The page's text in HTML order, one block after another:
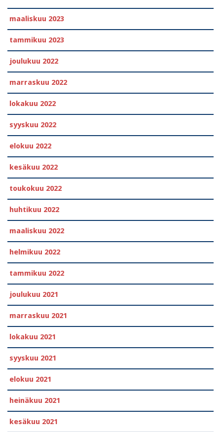
maaliskuu 2023
tammikuu 2023
joulukuu 2022
marraskuu 2022
lokakuu 2022
syyskuu 2022
elokuu 2022
kesäkuu 2022
toukokuu 2022
huhtikuu 2022
maaliskuu 2022
helmikuu 2022
tammikuu 2022
joulukuu 2021
marraskuu 2021
lokakuu 2021
syyskuu 2021
elokuu 2021
heinäkuu 2021
kesäkuu 2021